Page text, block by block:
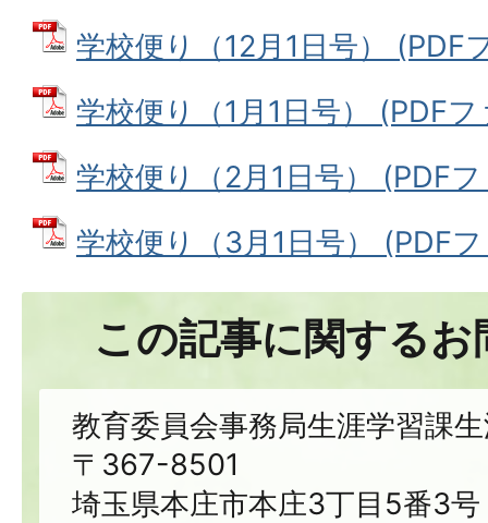
学校便り（12月1日号） (PDF
学校便り（1月1日号） (PDF
学校便り（2月1日号） (PDF
学校便り（3月1日号） (PDF
この記事に関する
教育委員会事務局生涯学習課
〒367-8501
埼玉県本庄市本庄3丁目5番3号